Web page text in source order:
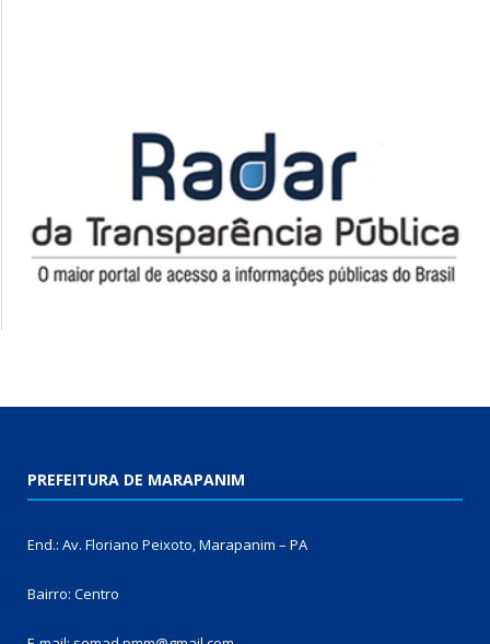
PREFEITURA DE MARAPANIM
End.: Av. Floriano Peixoto, Marapanim – PA
Bairro: Centro